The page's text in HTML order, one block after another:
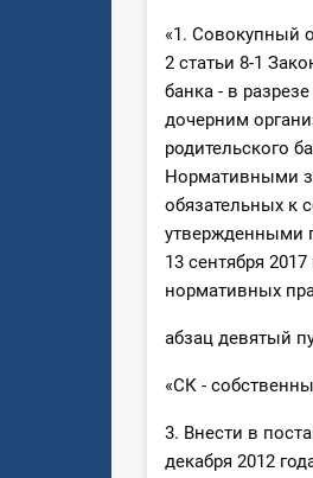
«1. Совокупный
2 статьи 8-1
банка - в
дочерним
родительского
Нормативными
обязательных к
утвержденными
13 сентября
нормативных
абзац девятый
«СК -
3. Внести в
декабря 2012